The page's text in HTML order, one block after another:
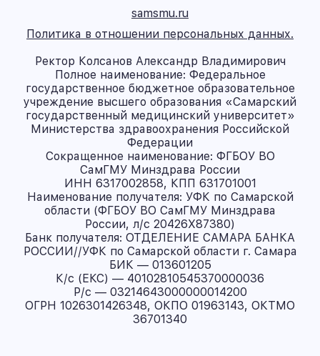
samsmu.ru
Политика в отношении персональных данных.
Ректор Колсанов Александр Владимирович
Полное наименование: Федеральное
государственное бюджетное образовательное
учреждение высшего образования «Самарский
государственный медицинский университет»
Министерства здравоохранения Российской
Федерации
Сокращенное наименование: ФГБОУ ВО
СамГМУ Минздрава России
ИНН 6317002858, КПП 631701001
Наименование получателя: УФК по Самарской
области (ФГБОУ ВО СамГМУ Минздрава
России, л/с 20426X87380)
Банк получателя: ОТДЕЛЕНИЕ САМАРА БАНКА
РОССИИ//УФК по Самарской области г. Самара
БИК — 013601205
К/с (ЕКС) — 40102810545370000036
Р/с — 03214643000000014200
ОГРН 1026301426348, ОКПО 01963143, ОКТМО
36701340